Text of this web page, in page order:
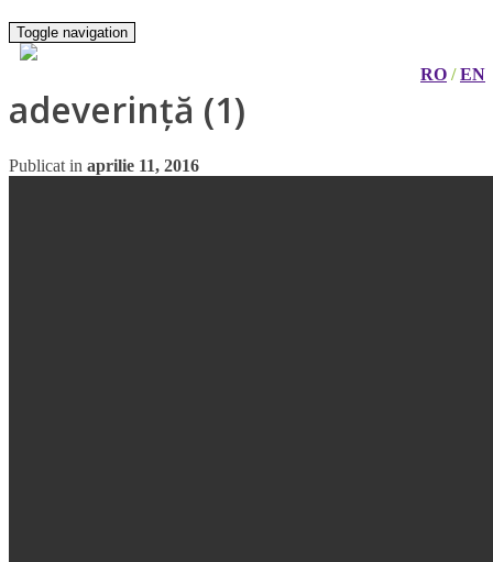
Toggle navigation
RO /EN
adeverință (1)
Publicat in aprilie 11, 2016